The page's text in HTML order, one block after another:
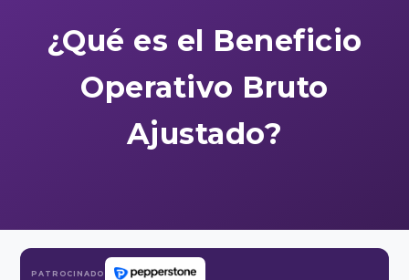
¿Qué es el Beneficio
Operativo Bruto
Ajustado?
PATROCINADO